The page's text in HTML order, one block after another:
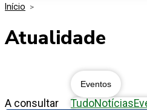
Início >
Atualidade
A consultar
Eventos
TudoNotícias